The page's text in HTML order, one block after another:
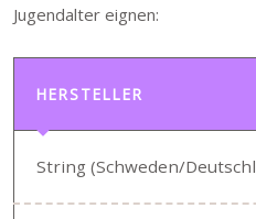
Jugendalter eignen:
HERSTELLER
String (Schweden/